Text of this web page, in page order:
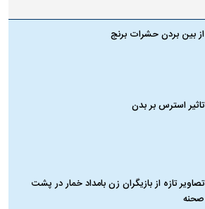
از بین بردن حشرات برنج
تاثیر استرس بر بدن
تصاویر تازه از بازیگران زن بامداد خمار در پشت
صحنه